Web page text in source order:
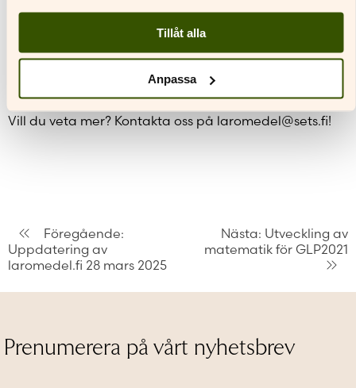
Tillåt alla
Anpassa
modersmål/svenska och litteratur (Studentprov MO), i
Omega MAB Repetition
läroplanen GLP2021 och ingår i Gymnasiebanken. I
Gymnasiebanken ingår ävenStudentprov FI
enligt GLP2016.
Vill du veta mer? Kontakta oss på laromedel@sets.fi!
Inläggsnavigering
Föregående:
Uppdatering av
laromedel.fi 28 mars 2025
Nästa: Utveckling av
matematik för GLP2021
Prenumerera på vårt nyhetsbrev